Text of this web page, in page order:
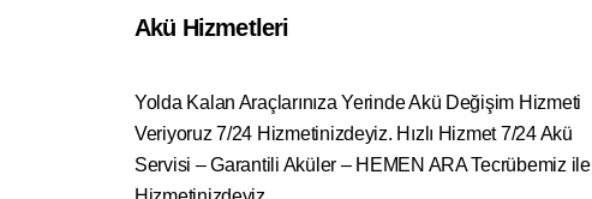
Akü Hizmetleri
Yolda Kalan Araçlarınıza Yerinde Akü Değişim Hizmeti
Veriyoruz 7/24 Hizmetinizdeyiz. Hızlı Hizmet 7/24 Akü
Servisi – Garantili Aküler – HEMEN ARA Tecrübemiz ile